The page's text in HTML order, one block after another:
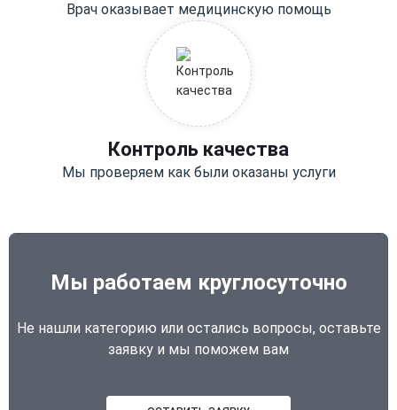
Врач оказывает медицинскую помощь
Контроль качества
Мы проверяем как были оказаны услуги
Мы работаем круглосуточно
Не нашли категорию или остались вопросы, оставьте
заявку и мы поможем вам